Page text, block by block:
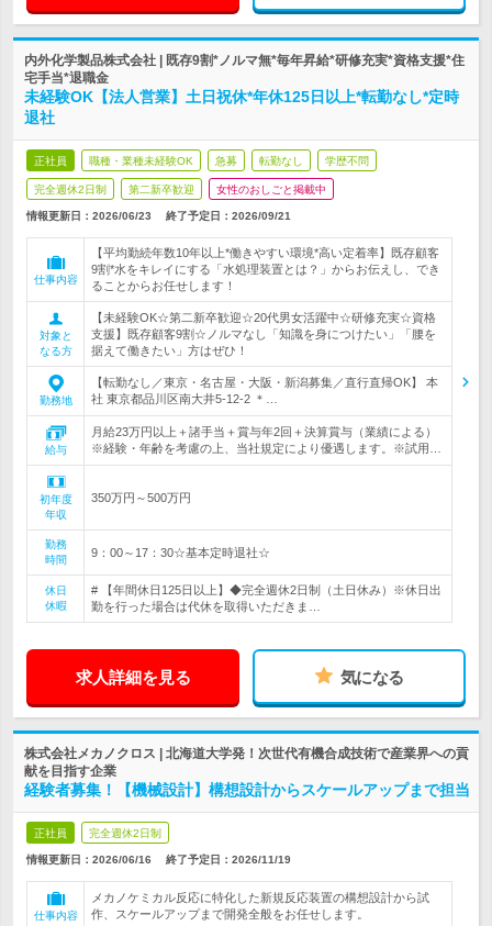
内外化学製品株式会社 | 既存9割*ノルマ無*毎年昇給*研修充実*資格支援*住
宅手当*退職金
未経験OK【法人営業】土日祝休*年休125日以上*転勤なし*定時
退社
正社員 職種・業種未経験OK 急募 転勤なし 学歴不問
完全週休2日制 第二新卒歓迎 女性のおしごと掲載中
情報更新日：2026/06/23 終了予定日： 2026/09/21
仕事内容
【平均勤続年数10年以上*働きやすい環境*高い定着率】既存顧客
9割*水をキレイにする「水処理装置とは？」からお伝えし、でき
ることからお任せします！
対象と
なる方
【未経験OK☆第二新卒歓迎☆20代男女活躍中☆研修充実☆資格
支援】既存顧客9割☆ノルマなし「知識を身につけたい」「腰を
据えて働きたい」方はぜひ！
勤務地
【転勤なし／東京・名古屋・大阪・新潟募集／直行直帰OK】 本
社 東京都品川区南大井5-12-2 ＊…
給与
月給23万円以上＋諸手当＋賞与年2回＋決算賞与（業績による）
※経験・年齢を考慮の上、当社規定により優遇します。※試用…
初年度
年収
350万円～500万円
勤務
時間
9：00～17：30☆基本定時退社☆
休日
休暇
# 【年間休日125日以上】◆完全週休2日制（土日休み）※休日出
勤を行った場合は代休を取得いただきま…
求人詳細を見る 気になる
株式会社メカノクロス | 北海道大学発！次世代有機合成技術で産業界への貢
献を目指す企業
経験者募集！【機械設計】構想設計からスケールアップまで担当
正社員 完全週休2日制
情報更新日：2026/06/16 終了予定日： 2026/11/19
仕事内容
メカノケミカル反応に特化した新規反応装置の構想設計から試
作、スケールアップまで開発全般をお任せします。